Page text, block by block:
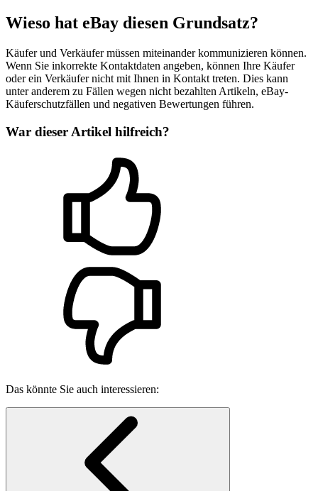
Wieso hat eBay diesen Grundsatz?
Käufer und Verkäufer müssen miteinander kommunizieren können.
Wenn Sie inkorrekte Kontaktdaten angeben, können Ihre Käufer
oder ein Verkäufer nicht mit Ihnen in Kontakt treten. Dies kann
unter anderem zu Fällen wegen nicht bezahlten Artikeln, eBay-
Käuferschutzfällen und negativen Bewertungen führen.
War dieser Artikel hilfreich?
Das könnte Sie auch interessieren: